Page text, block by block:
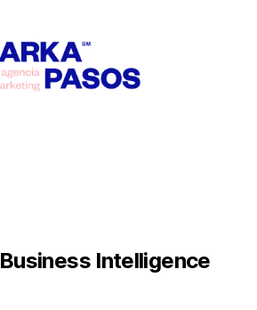
Business Intelligence